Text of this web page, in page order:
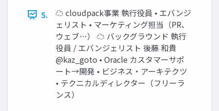
5.
☁ cloudpack事業 執行役員 • エバンジ
ェリスト • マーケティング担当（PR、
ウェブ…） ☁ バックグラウンド 執行
役員 / エバンジェリスト 後藤 和貴
@kaz_goto • Oracle カスタマーサポ
ート→開発 • ビジネス・アーキテクツ
• テクニカルディレクター（フリーラ
ンス）